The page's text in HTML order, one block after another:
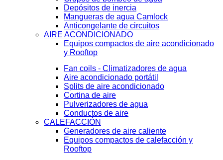
Depósitos de inercia
Mangueras de agua Camlock
Anticongelante de circuitos
AIRE ACONDICIONADO
Equipos compactos de aire acondicionado
y Rooftop
Fan coils - Climatizadores de agua
Aire acondicionado portátil
Splits de aire acondicionado
Cortina de aire
Pulverizadores de agua
Conductos de aire
CALEFACCIÓN
Generadores de aire caliente
Equipos compactos de calefacción y
Rooftop